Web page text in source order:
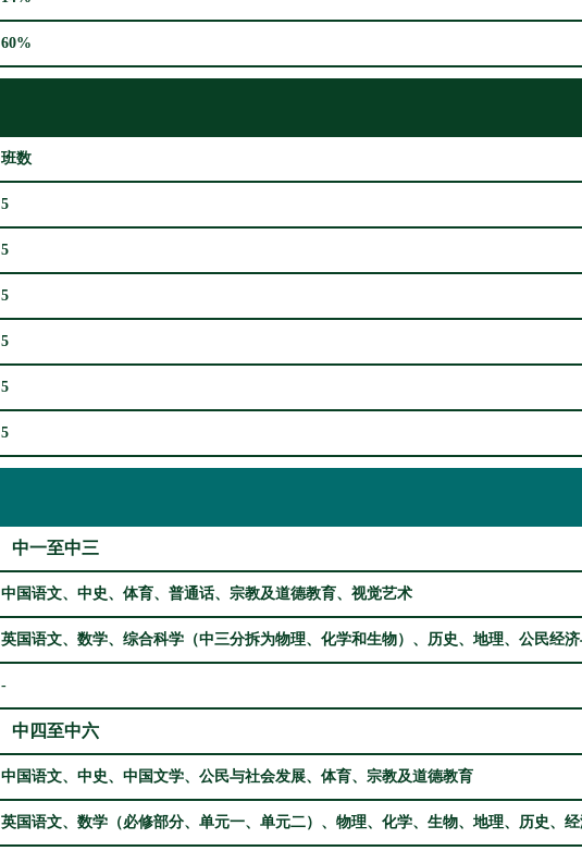
60%
班数
5
5
5
5
5
5
中一至中三
中国语文、中史、体育、普通话、宗教及道德教育、视觉艺术
英国语文、数学、综合科学（中三分拆为物理、化学和生物）、历史、地理、公民经
-
中四至中六
中国语文、中史、中国文学、公民与社会发展、体育、宗教及道德教育
英国语文、数学（必修部分、单元一、单元二）、物理、化学、生物、地理、历史、